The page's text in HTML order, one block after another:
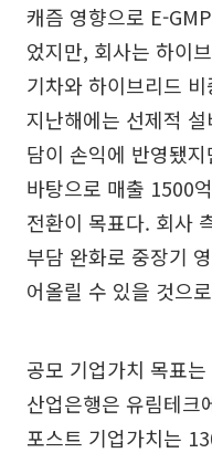
캐즘 영향으로 E-
었지만, 회사는 하이
기차와 하이브리드
지난해에는 선제적
담이 손익에 반영됐
바탕으로 매출 1500
전환이 목표다. 회사
부담 완화로 중장기
어올릴 수 있을 것으
공모 기업가치 목표
산업은행은 유림테크
포스트 기업가치는